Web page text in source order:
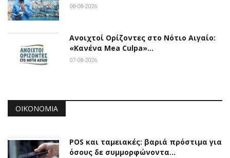
08-08-2026
Ανοιχτοί Ορίζοντες στο Νότιο Αιγαίο:
«Κανένα Mea Culpa»…
07-08-2026
ΟΙΚΟΝΟΜΊΑ
POS και ταμειακές: βαριά πρόστιμα για
όσους δε συμμορφώνοντα…